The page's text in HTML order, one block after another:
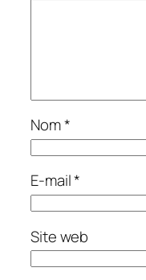
Nom*
E-mail*
Site web